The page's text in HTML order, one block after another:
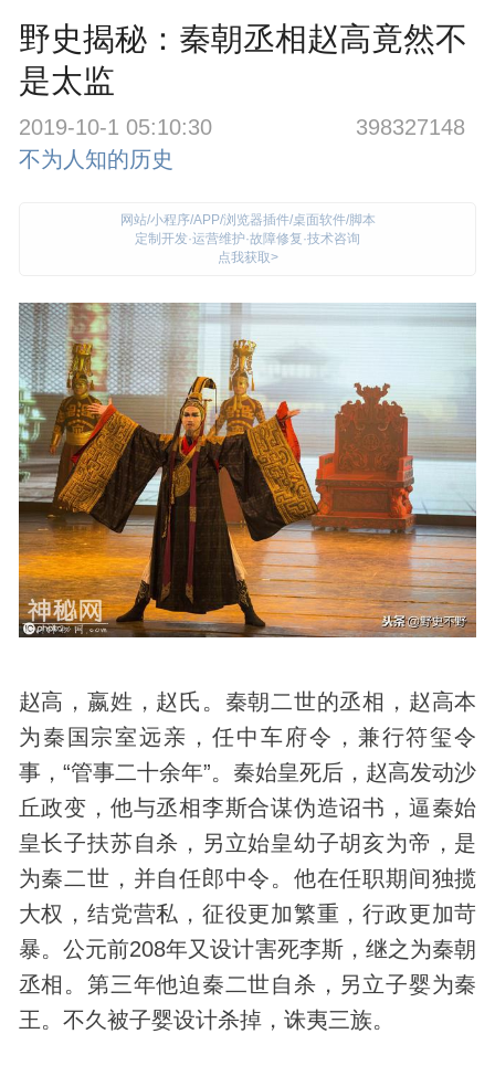
野史揭秘：秦朝丞相赵高竟然不
是太监
2019-10-1 05:10:30
398327148
不为人知的历史
网站/小程序/APP/浏览器插件/桌面软件/脚本
定制开发·运营维护·故障修复·技术咨询
点我获取>
赵高，嬴姓，赵氏。秦朝二世的丞相，赵高本
为秦国宗室远亲，任中车府令，兼行符玺令
事，“管事二十余年”。秦始皇死后，赵高发动沙
丘政变，他与丞相李斯合谋伪造诏书，逼秦始
皇长子扶苏自杀，另立始皇幼子胡亥为帝，是
为秦二世，并自任郎中令。他在任职期间独揽
大权，结党营私，征役更加繁重，行政更加苛
暴。公元前208年又设计害死李斯，继之为秦朝
丞相。第三年他迫秦二世自杀，另立子婴为秦
王。不久被子婴设计杀掉，诛夷三族。